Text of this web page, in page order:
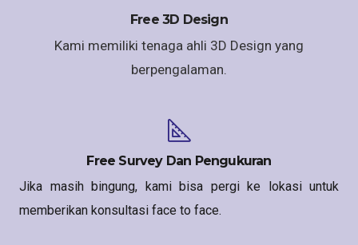
Free 3D Design
Kami memiliki tenaga ahli 3D Design yang
berpengalaman.
Free Survey Dan Pengukuran
Jika masih bingung, kami bisa pergi ke lokasi untuk
memberikan konsultasi face to face.